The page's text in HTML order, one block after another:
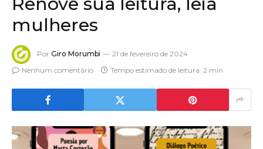
mulheres
Por Giro Morumbi
21 de fevereiro de 2024
Nenhum comentário
Tempo estimado de leitura: 2 min